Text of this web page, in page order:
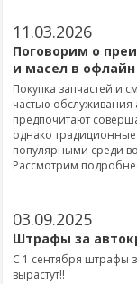
11.03.2026
Поговорим о
и масел в
Покупка запчастей и
частью
предпочитают
однако
популярными среди
Рассмотрим
03.09.2025
Штрафы за
С 1 сентября штрафы
вырастут!!